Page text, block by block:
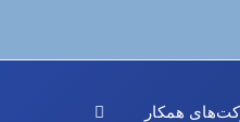
همکار